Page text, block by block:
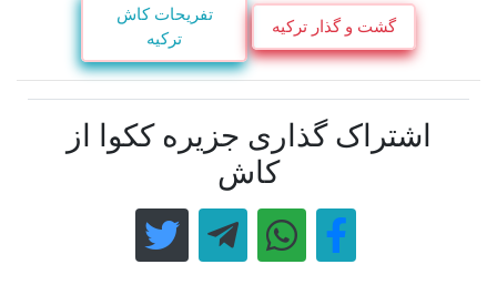
گشت و گذار ترکیه
تفریحات کاش
ترکیه
اشتراک گذاری جزیره ککوا از
کاش